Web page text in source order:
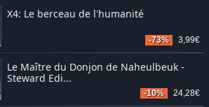
X4: Le berceau de l'humanité
-73% 3,99€
Le Maître du Donjon de Naheulbeuk -
Steward Edi...
-10% 24,28€